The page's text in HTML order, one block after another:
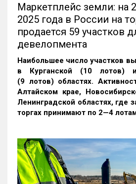
Маркетплейс земли: на
2025 года в России на
продается 59 участков
девелопмента
Наибольшее число участков
в Курганской (10 лотов)
(9 лотов) областях.
Алтайском крае,
Ленинградской областях, где
торгах принимают по 2—4